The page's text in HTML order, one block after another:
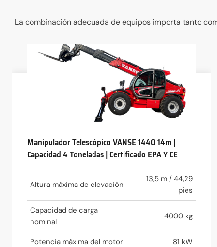
La combinación adecuada de equipos importa tanto
Manipulador Telescópico VANSE 1440 14m |
Capacidad 4 Toneladas | Certificado EPA Y CE
Altura máxima de elevación
13,5 m / 44,29
pies
Capacidad de carga
nominal
4000 kg
Potencia máxima del motor 81 kW